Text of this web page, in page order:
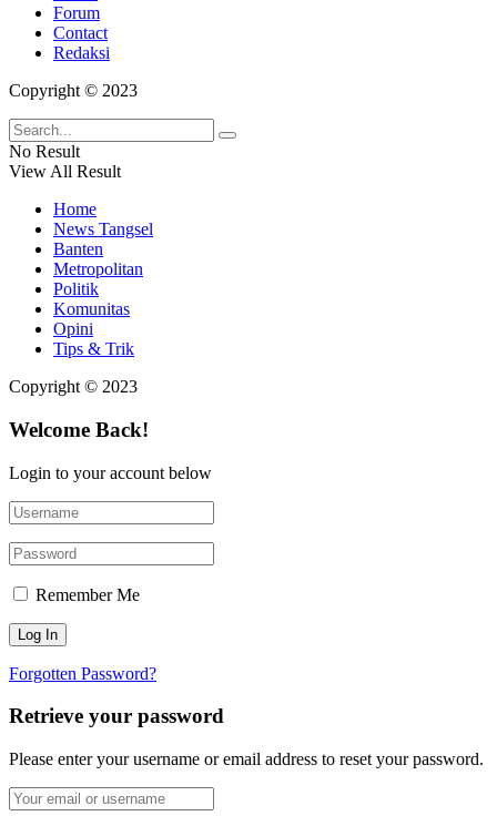
Forum
Contact
Redaksi
Copyright © 2023
No Result
View All Result
Home
News Tangsel
Banten
Metropolitan
Politik
Komunitas
Opini
Tips & Trik
Copyright © 2023
Welcome Back!
Login to your account below
Remember Me
Forgotten Password?
Retrieve your password
Please enter your username or email address to reset your password.